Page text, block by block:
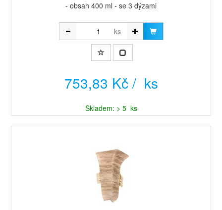
- obsah 400 ml - se 3 dýzami
ks
753,83 Kč / ks
Skladem: > 5 ks